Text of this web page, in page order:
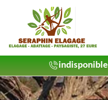
indisponible